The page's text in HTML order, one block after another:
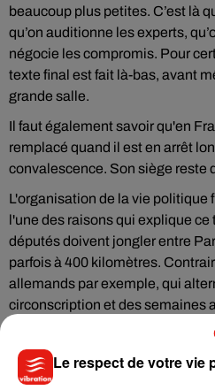
beaucoup plus petites. C’est là
qu’on auditionne les experts,
négocie les compromis. Pour
texte final est fait là-bas, avant
grande salle.
Il faut également savoir qu'en
remplacé quand il est en arrêt
convalescence. Son siège reste
L'organisation de la vie politique
l'une des raisons qui explique
députés doivent jongler entre
parfois à 400 kilomètres.
allemands par exemple, qui
circonscription et des semaines
les déplacements constants et
parlement.
Alors oui, il existe des sanctions
Le respect de votre vie